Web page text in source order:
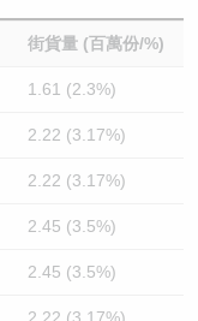
街貨量 (百萬份/%)
1.61 (2.3%)
2.22 (3.17%)
2.22 (3.17%)
2.45 (3.5%)
2.45 (3.5%)